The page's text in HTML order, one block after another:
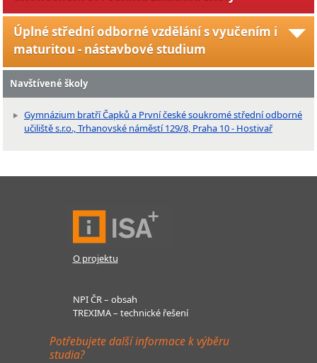
Úplné střední odborné vzdělání s vyučením i
maturitou - nástavbové studium
Navštívené školy
Gymnázium bratří Čapků a První české soukromé střední odborné
učiliště s.r.o., Trhanovské náměstí 129/8, Praha 10 - Hostivař
O projektu
NPI ČR – obsah
TREXIMA – technické řešení
Potřebujete další informace k výběru
studia?